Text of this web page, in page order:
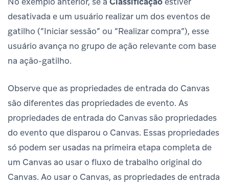
desativada e um usuário realizar um dos eventos de
gatilho (“Iniciar sessão” ou “Realizar compra”), esse
usuário avança no grupo de ação relevante com base
na ação-gatilho.
Observe que as propriedades de entrada do Canvas
são diferentes das propriedades de evento. As
propriedades de entrada do Canvas são propriedades
do evento que disparou o Canvas. Essas propriedades
só podem ser usadas na primeira etapa completa de
um Canvas ao usar o fluxo de trabalho original do
Canvas. Ao usar o Canvas, as propriedades de entrada